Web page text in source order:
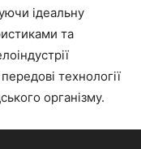
ідеальну
та
технології
організму.